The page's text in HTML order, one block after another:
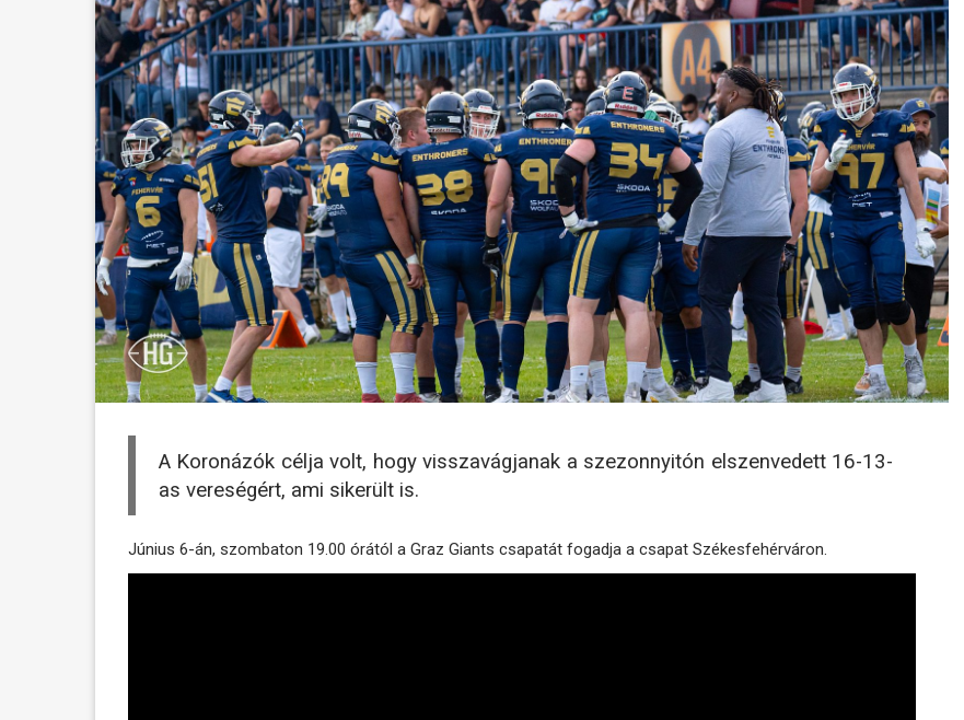
A Koronázók célja volt, hogy visszavágjanak a szezonnyitón elszenvedett 16-13-
as vereségért, ami sikerült is.
Június 6-án, szombaton 19.00 órától a Graz Giants csapatát fogadja a csapat Székesfehérváron.